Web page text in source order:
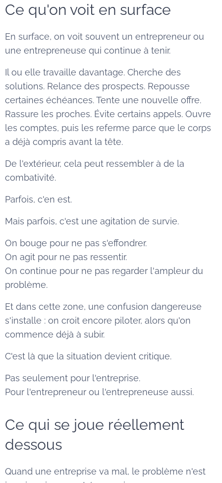
Ce qu'on voit en surface
En surface, on voit souvent un entrepreneur ou
une entrepreneuse qui continue à tenir.
Il ou elle travaille davantage. Cherche des
solutions. Relance des prospects. Repousse
certaines échéances. Tente une nouvelle offre.
Rassure les proches. Évite certains appels. Ouvre
les comptes, puis les referme parce que le corps
a déjà compris avant la tête.
De l'extérieur, cela peut ressembler à de la
combativité.
Parfois, c'en est.
Mais parfois, c'est une agitation de survie.
On bouge pour ne pas s'effondrer.
On agit pour ne pas ressentir.
On continue pour ne pas regarder l'ampleur du
problème.
Et dans cette zone, une confusion dangereuse
s'installe : on croit encore piloter, alors qu'on
commence déjà à subir.
C'est là que la situation devient critique.
Pas seulement pour l'entreprise.
Pour l'entrepreneur ou l'entrepreneuse aussi.
Ce qui se joue réellement
dessous
Quand une entreprise va mal, le problème n'est